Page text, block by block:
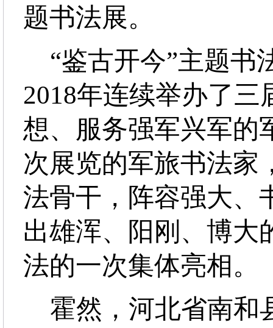
题书法展。
“鉴古开今”主题书
2018年连续举办了
想、服务强军兴军的
次展览的军旅书法家
法骨干，阵容强大、
出雄浑、阳刚、博大
法的一次集体亮相。
霍然，河北省南和